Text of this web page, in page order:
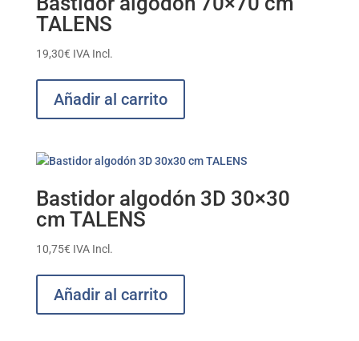
TALENS
19,30€ IVA Incl.
Añadir al carrito
Bastidor algodón 3D 30×30
cm TALENS
10,75€ IVA Incl.
Añadir al carrito